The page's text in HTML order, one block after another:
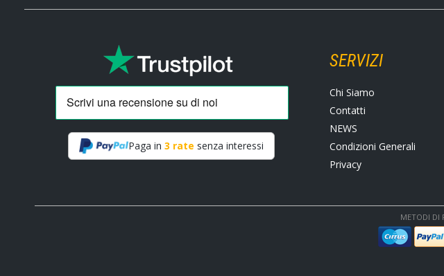
Paga in3 rate senza interessi
SERVIZI
Chi Siamo
Contatti
NEWS
Condizioni Generali
Privacy
METODI DI